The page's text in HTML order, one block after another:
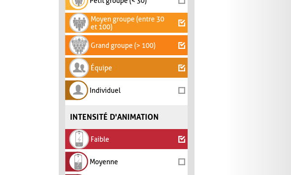
Moyen groupe (entre 30
et 100)
Grand groupe (> 100)
Équipe
Individuel
INTENSITÉ D'ANIMATION
Faible
Moyenne